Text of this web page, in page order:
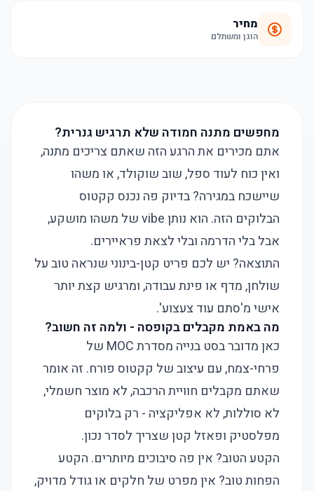
מחיר
הוגן ומשתלם
מחפשים מתנה חמודה שלא תרגיש גנרית?
אתם מכירים את הרגע הזה שאתם צריכים מתנה,
ואין כוח לעוד ספל, שוב שוקולד, או משהו
שיישכח במגירה? בדיוק פה נכנס קקטוס
הבלוקים הזה. הוא נותן vibe של משהו מושקע,
אבל בלי הדרמה ובלי לצאת פראיירים.
התוצאה? יש לכם פריט קטן-בינוני שנראה טוב על
שולחן, מדף או פינת עבודה, ומרגיש קצת יותר
אישי מ'סתם עוד צעצוע'.
מה באמת מקבלים בקופסה - ולמה זה חשוב?
כאן מדובר בסט בנייה מסדרת MOC של
פרחי-צמח, עם עיצוב של קקטוס פורח. זה אומר
שאתם מקבלים חוויית הרכבה, לא מוצר חשמלי,
לא סוללות, לא אפליקציה - רק בלוקים
מפלסטיק ופאזל קטן שצריך לסדר נכון.
הקטע הטוב? אין פה סיבוכים מיותרים. הקטע
הפחות טוב? אין מפרט של חלקים או גודל מדויק,